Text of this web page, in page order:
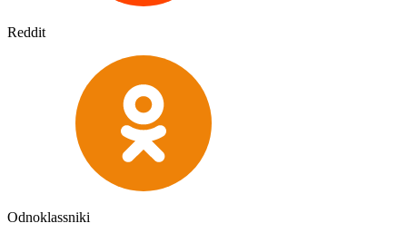
Reddit
Odnoklassniki